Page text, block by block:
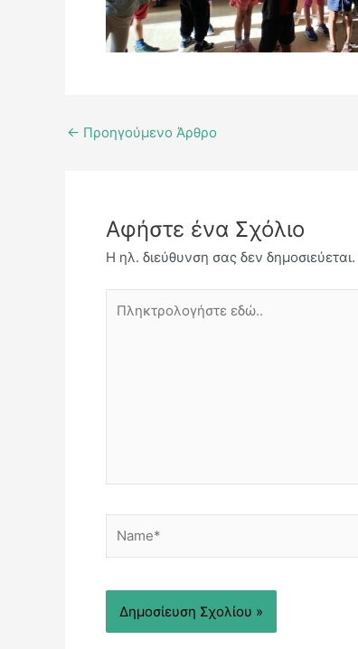
← Προηγούμενο Άρθρο
Αφήστε ένα Σχόλιο
Η ηλ. διεύθυνση σας δεν δημοσιεύεται.
εδώ..